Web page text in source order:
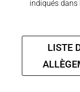
indiqués dans
LISTE